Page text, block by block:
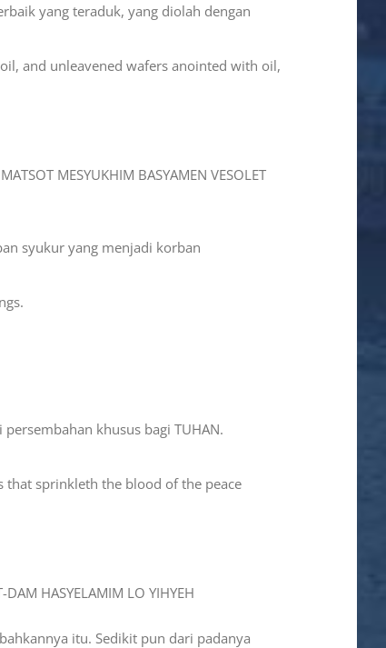
yang teraduk, yang diolah dengan
and unleavened wafers anointed with oil,
MESYUKHIM BASYAMEN VESOLET
syukur yang menjadi korban
khusus bagi TUHAN.
that sprinkleth the blood of the peace
HASYELAMIM LO YIHYEH
itu. Sedikit pun dari padanya